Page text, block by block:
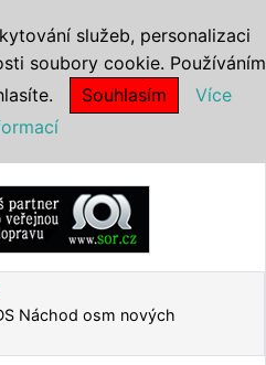
Náchod osm nových
služeb, personalizaci
soubory cookie. Používáním
Souhlasím
Více